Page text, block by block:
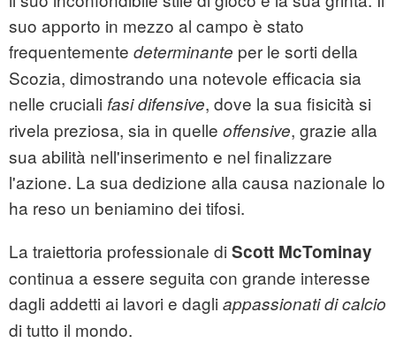
suo apporto in mezzo al campo è stato
frequentemente determinante per le sorti della
Scozia, dimostrando una notevole efficacia sia
nelle cruciali fasi difensive, dove la sua fisicità si
rivela preziosa, sia in quelle offensive, grazie alla
sua abilità nell'inserimento e nel finalizzare
l'azione. La sua dedizione alla causa nazionale lo
ha reso un beniamino dei tifosi.
La traiettoria professionale di Scott McTominay
continua a essere seguita con grande interesse
dagli addetti ai lavori e dagli appassionati di calcio
di tutto il mondo.